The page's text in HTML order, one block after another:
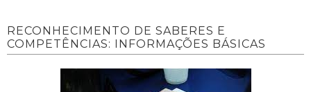
RECONHECIMENTO DE SABERES E
COMPETÊNCIAS: INFORMAÇÕES BÁSICAS